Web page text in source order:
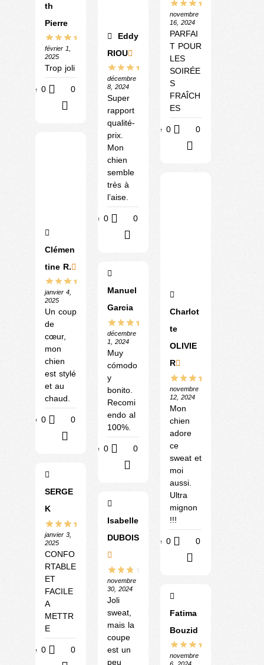
th
Pierre
février 1,
2025
Trop joli
Utile 0 0
Clémen
tine R.
janvier 4,
2025
Un coup
de
cœur,
mon
chien
est stylé
et au
chaud.
Utile 0 0
SERGE
K
janvier 3,
2025
CONFO
RTABLE
ET
FACILE
A
METTR
E
Utile 0 0
Eddy
RIOU
décembre
8, 2024
Super
rapport
qualité-
prix.
Mon
chien
semble
très à
l’aise.
Utile 0 0
Manuel
Garcia
décembre
1, 2024
Muy
cómodo
y
bonito.
Recomi
endo al
100%.
Utile 0 0
Isabelle
DUBOIS
novembre
30, 2024
Joli
sweat,
mais la
coupe
est un
peu
novembre
16, 2024
PARFAI
T POUR
LES
SOIRÉE
S
FRAÎCH
ES
Utile 0 0
Charlot
te
OLIVIE
R
novembre
12, 2024
Mon
chien
adore
ce
sweat et
moi
aussi.
Ultra
mignon
!!!
Utile 0 0
Fatima
Bouzid
novembre